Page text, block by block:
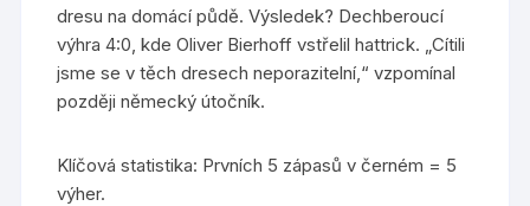
dresu na domácí půdě. Výsledek? Dechberoucí
výhra 4:0, kde Oliver Bierhoff vstřelil hattrick. „Cítili
jsme se v těch dresech neporazitelní,“ vzpomínal
později německý útočník.
Klíčová statistika: Prvních 5 zápasů v černém = 5
výher.